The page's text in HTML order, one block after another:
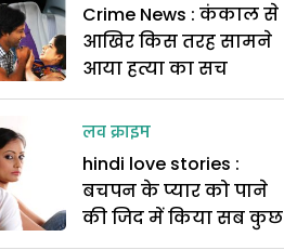
Crime News : कंकाल से
आखिर किस तरह सामने
आया हत्या का सच
लव क्राइम
hindi love stories :
बचपन के प्यार को पाने
की जिद में किया सब कुछ